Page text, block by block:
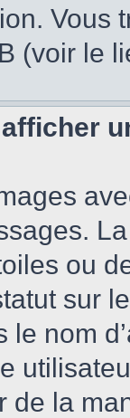
Vous
(voir le
ou
sur
le nom
de la